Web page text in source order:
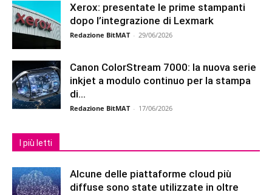
Xerox: presentate le prime stampanti
dopo l’integrazione di Lexmark
Redazione BitMAT - 29/06/2026
Canon ColorStream 7000: la nuova serie
inkjet a modulo continuo per la stampa
di...
Redazione BitMAT - 17/06/2026
I più letti
Alcune delle piattaforme cloud più
diffuse sono state utilizzate in oltre